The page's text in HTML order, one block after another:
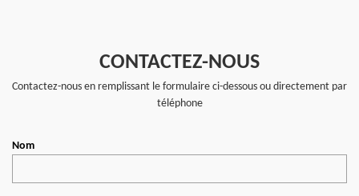
CONTACTEZ-NOUS
Contactez-nous en remplissant le formulaire ci-dessous ou directement par
téléphone
Nom